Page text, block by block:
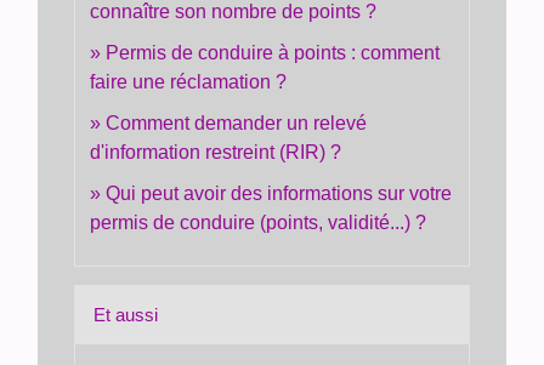
connaître son nombre de points ?
Permis de conduire à points : comment
faire une réclamation ?
Comment demander un relevé
d'information restreint (RIR) ?
Qui peut avoir des informations sur votre
permis de conduire (points, validité...) ?
Et aussi